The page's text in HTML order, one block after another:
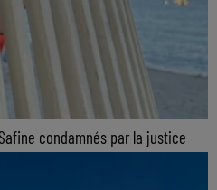
condamnés par la justice